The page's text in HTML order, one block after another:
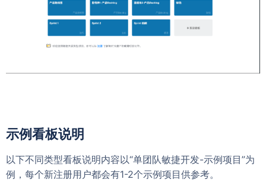
示例看板说明
以下不同类型看板说明内容以“单团队敏捷开发-示例项目”为
例，每个新注册用户都会有1-2个示例项目供参考。